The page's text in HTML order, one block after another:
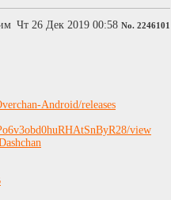
Чт 26 Дек 2019 00:58 No. 2246101
Android/releases
view